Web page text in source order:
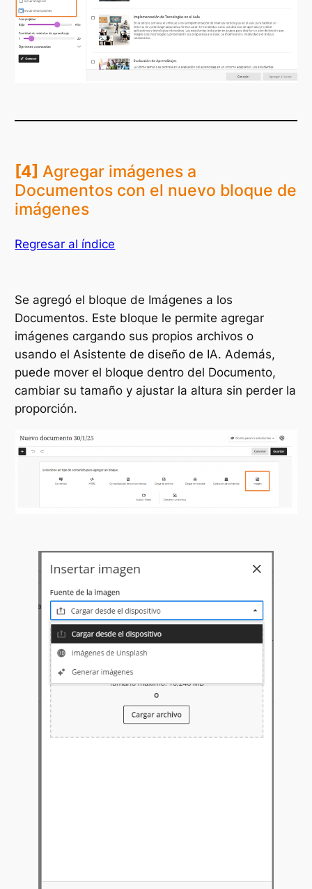
[4] Agregar imágenes a
Documentos con el nuevo bloque de
imágenes
Regresar al índice
Se agregó el bloque de Imágenes a los
Documentos. Este bloque le permite agregar
imágenes cargando sus propios archivos o
usando el Asistente de diseño de IA. Además,
puede mover el bloque dentro del Documento,
cambiar su tamaño y ajustar la altura sin perder la
proporción.